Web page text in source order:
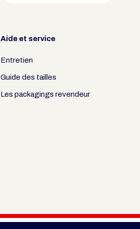
Aide et service
Entretien
Guide des tailles
Les packagings revendeur